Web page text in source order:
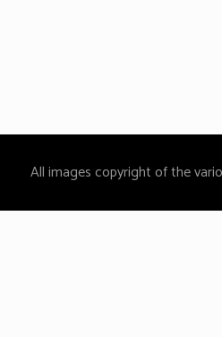
All images copyright of the